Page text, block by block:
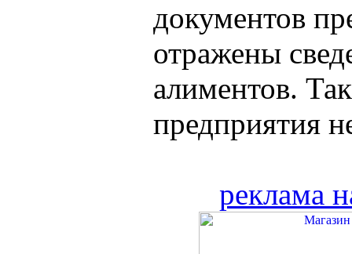
документов
отражены
алиментов.
предприятия
реклама